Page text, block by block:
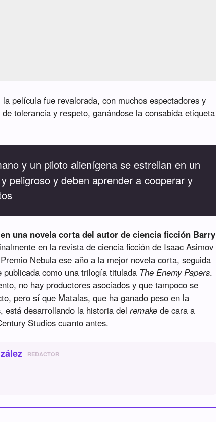
película fue revalorada, con muchos espectadores y
tolerancia y respeto, ganándose la consabida etiqueta
y un piloto alienígena se estrellan en un
peligroso y deben aprender a cooperar y
una novela corta del autor de ciencia ficción Barry
en la revista de ciencia ficción de Isaac Asimov
Nebula ese año a la mejor novela corta, seguida
publicada como una trilogía titulada The Enemy Papers.
no hay productores asociados y que tampoco se
pero sí que Matalas, que ha ganado peso en la
está desarrollando la historia delremake de cara a
Studios cuanto antes.
REDACTOR